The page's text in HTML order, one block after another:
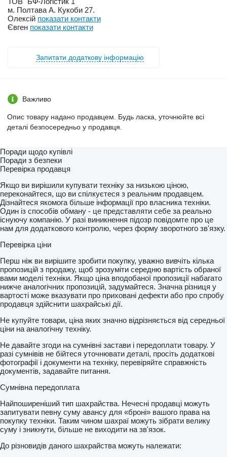
м. Полтава А. Кукоби 27.
Олексій показати контакти
Євген показати контакти
Запитати додаткову інформацію
Важливо
Опис товару надано продавцем. Будь ласка, уточнюйте всі
деталі безпосередньо у продавця.
Поради щодо купівлі
Поради з безпеки
Перевірка продавця
Якщо ви вирішили купувати техніку за низькою ціною,
переконайтеся, що ви спілкуєтеся з реальним продавцем.
Дізнайтеся якомога більше інформації про власника техніки.
Один із способів обману - це представляти себе за реально
існуючу компанію. У разі виникнення підозр повідомте про це
нам для додаткового контролю, через форму зворотного зв'язку.
Перевірка ціни
Перш ніж ви вирішите зробити покупку, уважно вивчіть кілька
пропозицій з продажу, щоб зрозуміти середню вартість обраної
вами моделі техніки. Якщо ціна вподобаної пропозиції набагато
нижче аналогічних пропозицій, задумайтеся. Значна різниця у
вартості може вказувати про приховані дефекти або про спробу
продавця здійснити шахрайські дії.
Не купуйте товари, ціна яких значно відрізняється від середньої
ціни на аналогічну техніку.
Не давайте згоди на сумнівні застави і передоплати товару. У
разі сумнівів не бійтеся уточнювати деталі, просіть додаткові
фотографії і документи на техніку, перевіряйте справжність
документів, задавайте питання.
Сумнівна передоплата
Найпоширеніший тип шахрайства. Нечесні продавці можуть
запитувати певну суму авансу для «броні» вашого права на
покупку техніки. Таким чином шахраї можуть зібрати велику
суму і зникнути, більше не виходити на зв'язок.
До різновидів даного шахрайства можуть належати: